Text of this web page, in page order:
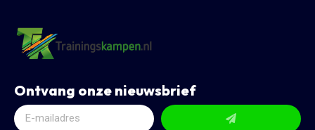
Ontvang onze nieuwsbrief